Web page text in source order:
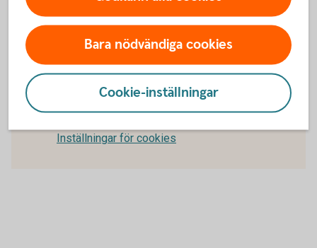
Teckna
godkänna cookies för Funktioner, prestanda
och statistik.
Inställningar för cookies
Bara nödvändiga cookies
Cookie-inställningar